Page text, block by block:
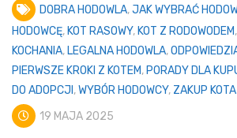
DOBRA HODOWLA,JAK WYBRAĆ
HODOWCĘ, KOT RASOWY, KOT Z RODOWODEM,
KOCHANIA, LEGALNA HODOWLA,
PIERWSZE KROKI Z KOTEM, PORADY DLA
DO ADOPCJI ,WYBÓR HODOWCY, ZAKUP KOTA
19 MAJA 2025